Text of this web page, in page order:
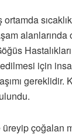
ortamda
alanlarında
için
gereklidir.
üreyip çoğalan